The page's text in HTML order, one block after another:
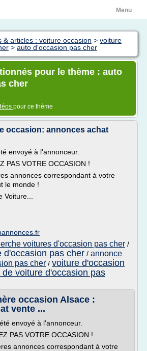
Menu
& articles : voiture occasion > voiture
> auto d'occasion pas cher
pour le thème : auto
cher
pour ce thème
occasion: annonces achat
envoyé à l'annonceur.
PAS VOTRE OCCASION !
annonces correspondant à votre
le monde !
voitures d'occasion pas cher /
d'occasion pas cher / annonce
pas cher / voiture d'occasion
de voiture d'occasion pas
occasion Alsace :
vente ...
envoyé à l'annonceur.
PAS VOTRE OCCASION !
annonces correspondant à votre